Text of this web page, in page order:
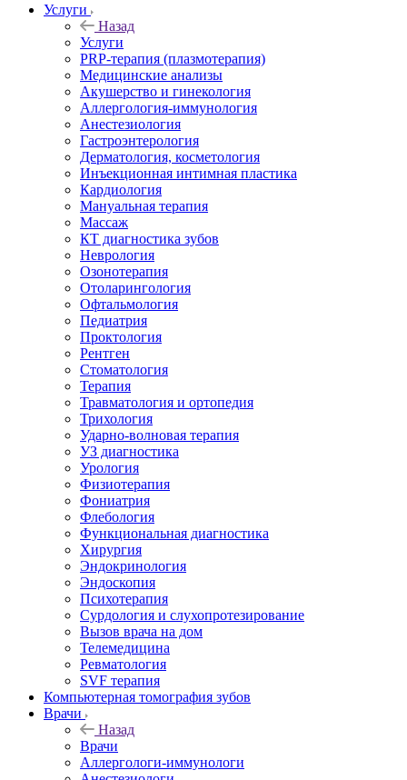
Услуги
Назад
Услуги
PRP-терапия (плазмотерапия)
Медицинские анализы
Акушерство и гинекология
Аллергология-иммунология
Анестезиология
Гастроэнтерология
Дерматология, косметология
Инъекционная интимная пластика
Кардиология
Мануальная терапия
Массаж
КТ диагностика зубов
Неврология
Озонотерапия
Отоларингология
Офтальмология
Педиатрия
Проктология
Рентген
Стоматология
Терапия
Травматология и ортопедия
Трихология
Ударно-волновая терапия
УЗ диагностика
Урология
Физиотерапия
Фониатрия
Флебология
Функциональная диагностика
Хирургия
Эндокринология
Эндоскопия
Психотерапия
Сурдология и слухопротезирование
Вызов врача на дом
Телемедицина
Ревматология
SVF терапия
Компьютерная томография зубов
Врачи
Назад
Врачи
Аллергологи-иммунологи